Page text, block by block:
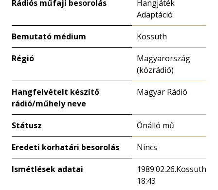
Rádiós műfaji besorolás
Hangjáték
Adaptáció
Bemutató médium Kossuth
Régió
Magyarország
(közrádió)
Hangfelvételt készítő
rádió/műhely neve
Magyar Rádió
Státusz Önálló mű
Eredeti korhatári besorolás Nincs
Ismétlések adatai
1989.02.26.Kossuth
18:43